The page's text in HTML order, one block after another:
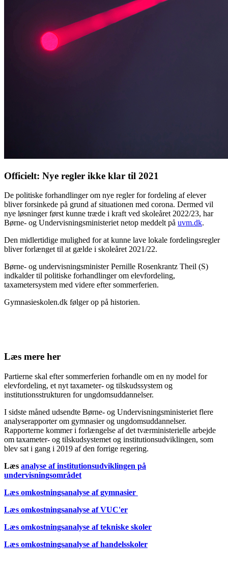
Officielt: Nye regler ikke klar til 2021
De politiske forhandlinger om nye regler for fordeling af elever
bliver forsinkede på grund af situationen med corona. Dermed vil
nye løsninger først kunne træde i kraft ved skoleåret 2022/23, har
Børne- og Undervisningsministeriet netop meddelt på uvm.dk.
Den midlertidige mulighed for at kunne lave lokale fordelingsregler
bliver forlænget til at gælde i skoleåret 2021/22.
Børne- og undervisningsminister Pernille Rosenkrantz Theil (S)
indkalder til politiske forhandlinger om elevfordeling,
taxametersystem med videre efter sommerferien.
Gymnasieskolen.dk følger op på historien.
Læs mere her
Partierne skal efter sommerferien forhandle om en ny model for
elevfordeling, et nyt taxameter- og tilskudssystem og
institutionsstrukturen for ungdomsuddannelser.
I sidste måned udsendte Børne- og Undervisningsministeriet flere
analyserapporter om gymnasier og ungdomsuddannelser.
Rapporterne kommer i forlængelse af det tværministerielle arbejde
om taxameter- og tilskudsystemet og institutionsudviklingen, som
blev sat i gang i 2019 af den forrige regering.
Læs analyse af institutionsudviklingen på
undervisningsområdet
Læs omkostningsanalyse af gymnasier
Læs omkostningsanalyse af VUC'er
Læs omkostningsanalyse af tekniske skoler
Læs omkostningsanalyse af handelsskoler